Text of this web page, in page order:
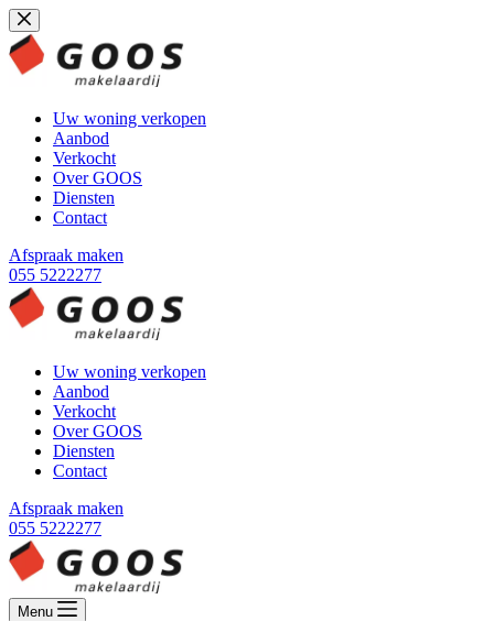
Ga
naar
de
inhoud
Uw woning verkopen
Aanbod
Verkocht
Over GOOS
Diensten
Contact
Afspraak maken
055 5222277
Uw woning verkopen
Aanbod
Verkocht
Over GOOS
Diensten
Contact
Afspraak maken
055 5222277
Menu